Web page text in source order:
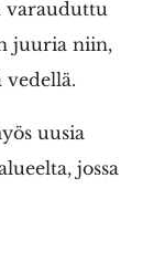
varauduttu
juuria niin,
uusia
jossa